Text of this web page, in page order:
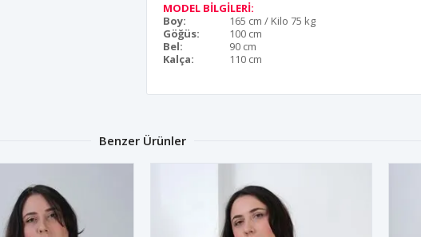
MODEL BİLGİLERİ:
Boy:
165 cm / Kilo 75 kg
Göğüs:
100 cm
Bel:
90 cm
Kalça:
110 cm
Benzer Ürünler